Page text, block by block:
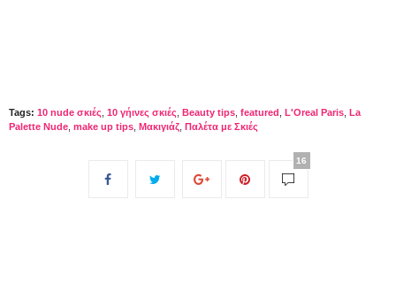
Tags: 10 nude σκιές, 10 γήινες σκιές, Beauty tips, featured , L'Oreal Paris, La
Palette Nude, make up tips, Μακιγιάζ, Παλέτα με Σκιές
16